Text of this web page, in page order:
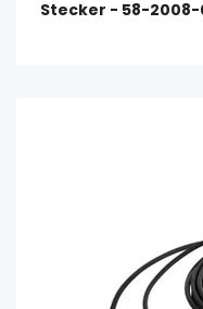
Stecker - 58-2008-